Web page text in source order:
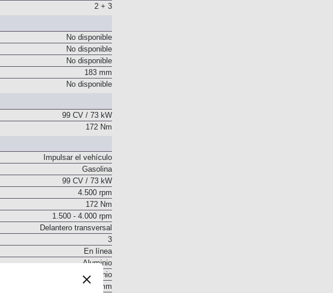
2 + 3
No disponible
No disponible
No disponible
183 mm
No disponible
99 CV / 73 kW
172 Nm
Impulsar el vehículo
Gasolina
99 CV / 73 kW
4.500 rpm
172 Nm
1.500 - 4.000 rpm
Delantero transversal
3
En línea
Aluminio
Aluminio
71 mm